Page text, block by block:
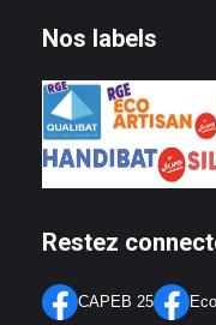
Nos labels
Restez
CAPEB 25